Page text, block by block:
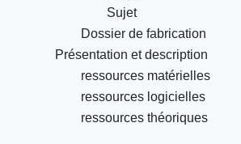
Sujet
Dossier de fabrication
Présentation et description
ressources matérielles
ressources logicielles
ressources théoriques